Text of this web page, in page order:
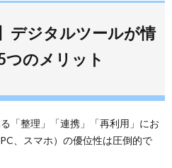
デジタルツールが情
のメリット
「整理」「連携」「再利用」にお
、スマホ）の優位性は圧倒的で